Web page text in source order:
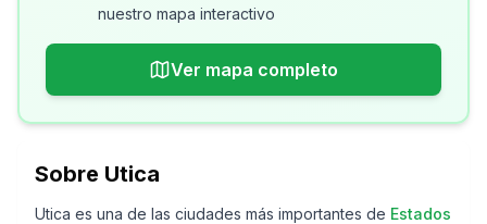
nuestro mapa interactivo
Ver mapa completo
Sobre Utica
Utica es una de las ciudades más importantes de Estados